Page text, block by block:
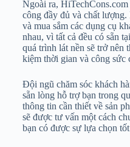
Ngoài ra,
công đầy đủ và chất
và mua sắm các dụng cụ
nhau, vì tất cả đều có sẵn
quá trình lát nền sẽ trở nên
kiệm thời gian và công sức
Đội ngũ chăm sóc khách
sẵn lòng hỗ trợ bạn trong
thông tin cần thiết về sản
sẽ được tư vấn một cách
bạn có được sự lựa chọn